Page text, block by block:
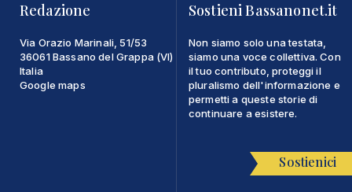
Redazione
Via Orazio Marinali, 51/53
36061 Bassano del Grappa (VI)
Italia
Google maps
Sostieni Bassanonet.it
Non siamo solo una testata,
siamo una voce collettiva. Con
il tuo contributo, proteggi il
pluralismo dell'informazione e
permetti a queste storie di
continuare a esistere.
Sostienici